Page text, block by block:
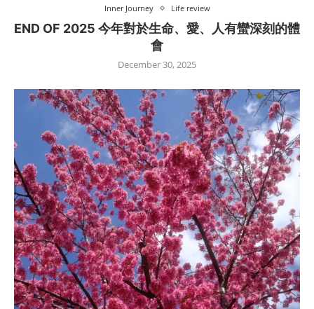
Inner Journey Life review
END OF 2025 今年對於生命、愛、人有蠻深刻的體
會
December 30, 2025